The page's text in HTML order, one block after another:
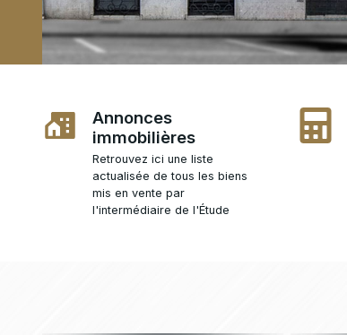
Annonces
immobilières
Retrouvez ici une liste
actualisée de tous les biens
mis en vente par
l'intermédiaire de l'Étude